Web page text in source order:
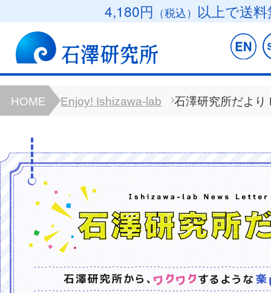
4,180円 （税込） 以上で送
HOME Enjoy! Ishizawa-lab 石澤研究所だより